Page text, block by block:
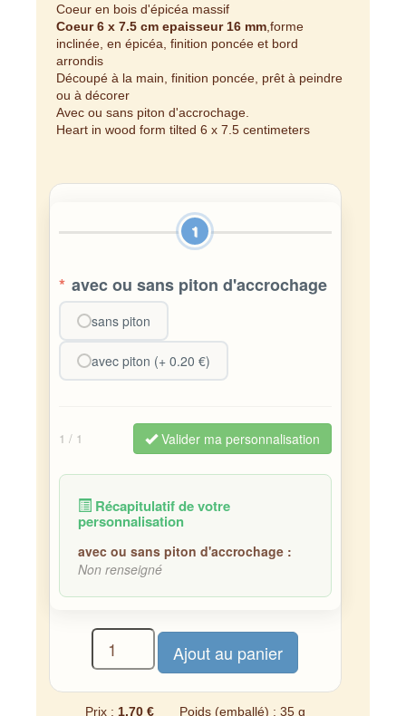
Coeur en bois d'épicéa massif
Coeur 6 x 7.5 cm epaisseur 16 mm ,forme
inclinée, en épicéa, finition poncée et bord
arrondis
Découpé à la main, finition poncée, prêt à peindre
ou à décorer
Avec ou sans piton d'accrochage.
Heart in wood form tilted 6 x 7.5 centimeters
1
* avec ou sans piton d'accrochage
sans piton
avec piton (+ 0.20 €)
1 / 1 Valider ma personnalisation
Récapitulatif de votre
personnalisation
avec ou sans piton d'accrochage :
Non renseigné
Prix : 1.70 € Poids (emballé) : 35 g